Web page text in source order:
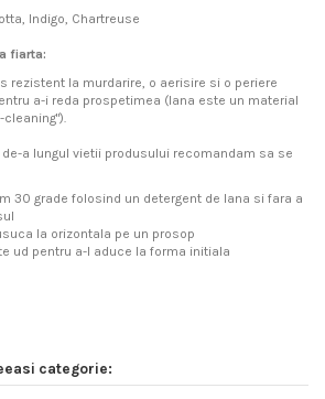
Indigo, Chartreuse
fiarta:
rezistent la murdarire, o aerisire si o periere
a-i reda prospetimea (lana este un material
a lungul vietii produsului recomandam sa se
30 grade folosind un detergent de lana si fara a
la orizontala pe un prosop
ud pentru a-l aduce la forma initiala
pentru alegerea Dumneavoastră!
lână cu densitatea înaltă a firelor de pluş,
special de lana (maxim 400 de rotatii) sau
categorie: